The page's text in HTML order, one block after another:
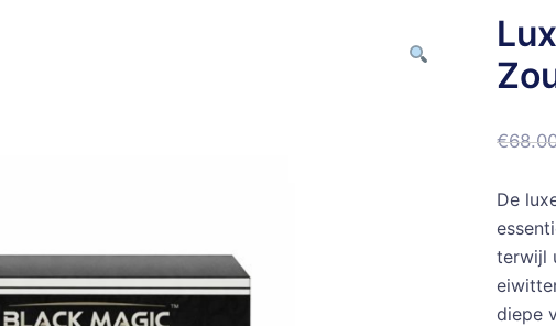
€
De
terwijl
diepe